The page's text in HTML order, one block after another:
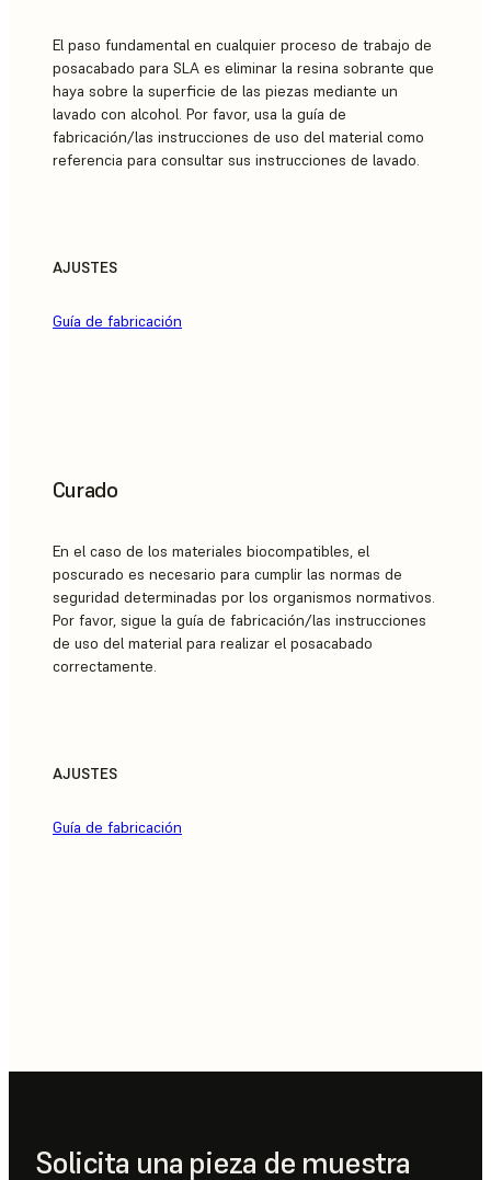
El paso fundamental en cualquier proceso de trabajo de
posacabado para SLA es eliminar la resina sobrante que
haya sobre la superficie de las piezas mediante un
lavado con alcohol. Por favor, usa la guía de
fabricación/las instrucciones de uso del material como
referencia para consultar sus instrucciones de lavado.
AJUSTES
Guía de fabricación
Curado
En el caso de los materiales biocompatibles, el
poscurado es necesario para cumplir las normas de
seguridad determinadas por los organismos normativos.
Por favor, sigue la guía de fabricación/las instrucciones
de uso del material para realizar el posacabado
correctamente.
AJUSTES
Guía de fabricación
Solicita una pieza de muestra